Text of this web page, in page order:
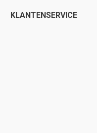
KLANTENSERVICE